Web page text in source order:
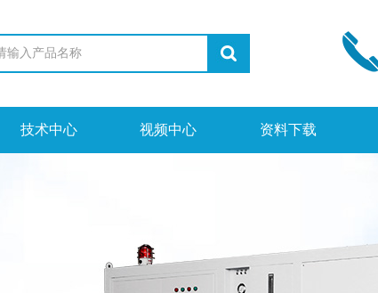
技术中心 视频中心 资料下载